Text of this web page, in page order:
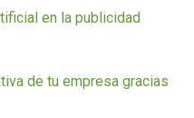
en la publicidad
de tu empresa gracias